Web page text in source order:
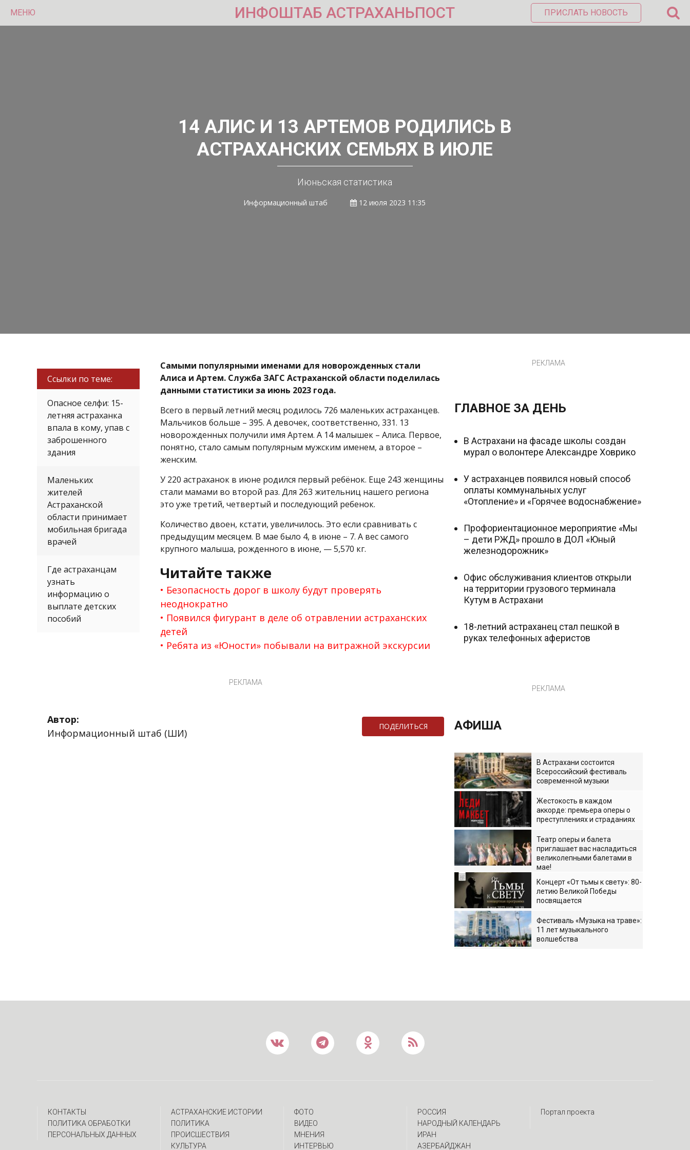
МЕНЮ ИНФОШТАБ АСТРАХАНЬПОСТ ПРИСЛАТЬ НОВОСТЬ
14 АЛИС И 13 АРТЕМОВ РОДИЛИСЬ В
АСТРАХАНСКИХ СЕМЬЯХ В ИЮЛЕ
Июньская статистика
Информационный штаб 12 июля 2023 11:35
Ссылки по теме:
Опасное селфи: 15-
летняя астраханка
впала в кому, упав с
заброшенного
здания
Маленьких
жителей
Астраханской
области принимает
мобильная бригада
врачей
Где астраханцам
узнать
информацию о
выплате детских
пособий
Самыми популярными именами для новорожденных стали
Алиса и Артем. Служба ЗАГС Астраханской области поделилась
данными статистики за июнь 2023 года.
Всего в первый летний месяц родилось 726 маленьких астраханцев.
Мальчиков больше – 395. А девочек, соответственно, 331. 13
новорожденных получили имя Артем. А 14 малышек – Алиса. Первое,
понятно, стало самым популярным мужским именем, а второе –
женским.
У 220 астраханок в июне родился первый ребёнок. Еще 243 женщины
стали мамами во второй раз. Для 263 жительниц нашего региона
это уже третий, четвертый и последующий ребенок.
Количество двоен, кстати, увеличилось. Это если сравнивать с
предыдущим месяцем. В мае было 4, в июне – 7. А вес самого
крупного малыша, рожденного в июне, — 5,570 кг.
Читайте также
Безопасность дорог в школу будут проверять
неоднократно
Появился фигурант в деле об отравлении астраханских
детей
Ребята из «Юности» побывали на витражной экскурсии
РЕКЛАМА
Автор:
Информационный штаб (ШИ)
ПОДЕЛИТЬСЯ
РЕКЛАМА
ГЛАВНОЕ ЗА ДЕНЬ
В Астрахани на фасаде школы создан
мурал о волонтере Александре Ховрико
У астраханцев появился новый способ
оплаты коммунальных услуг
«Отопление» и «Горячее водоснабжение»
Профориентационное мероприятие «Мы
– дети РЖД» прошло в ДОЛ «Юный
железнодорожник»
Офис обслуживания клиентов открыли
на территории грузового терминала
Кутум в Астрахани
18-летний астраханец стал пешкой в
руках телефонных аферистов
РЕКЛАМА
АФИША
В Астрахани состоится
Всероссийский фестиваль
современной музыки
Жестокость в каждом
аккорде: премьера оперы о
преступлениях и страданиях
Театр оперы и балета
приглашает вас насладиться
великолепными балетами в
мае!
Концерт «От тьмы к свету»: 80-
летию Великой Победы
посвящается
Фестиваль «Музыка на траве»:
11 лет музыкального
волшебства
КОНТАКТЫ
ПОЛИТИКА ОБРАБОТКИ
ПЕРСОНАЛЬНЫХ ДАННЫХ
АСТРАХАНСКИЕ ИСТОРИИ
ПОЛИТИКА
ПРОИСШЕСТВИЯ
КУЛЬТУРА
ФОТО
ВИДЕО
МНЕНИЯ
ИНТЕРВЬЮ
РОССИЯ
НАРОДНЫЙ КАЛЕНДАРЬ
ИРАН
АЗЕРБАЙДЖАН
Портал проекта